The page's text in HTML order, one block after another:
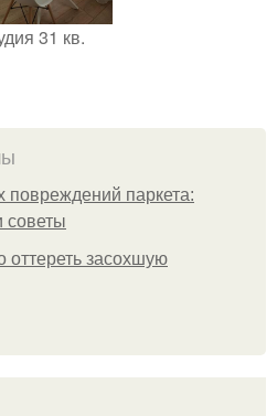
31 кв.
повреждений паркета:
советы
оттереть засохшую